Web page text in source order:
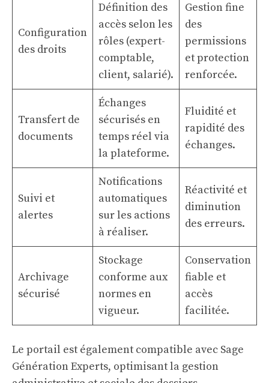
Configuration
des droits
Définition des
accès selon les
rôles (expert-
comptable,
client, salarié).
Gestion fine
des
permissions
et protection
renforcée.
Transfert de
documents
Échanges
sécurisés en
temps réel via
la plateforme.
Fluidité et
rapidité des
échanges.
Suivi et
alertes
Notifications
automatiques
sur les actions
à réaliser.
Réactivité et
diminution
des erreurs.
Archivage
sécurisé
Stockage
conforme aux
normes en
vigueur.
Conservation
fiable et
accès
facilitée.
Le portail est également compatible avec Sage
Génération Experts, optimisant la gestion